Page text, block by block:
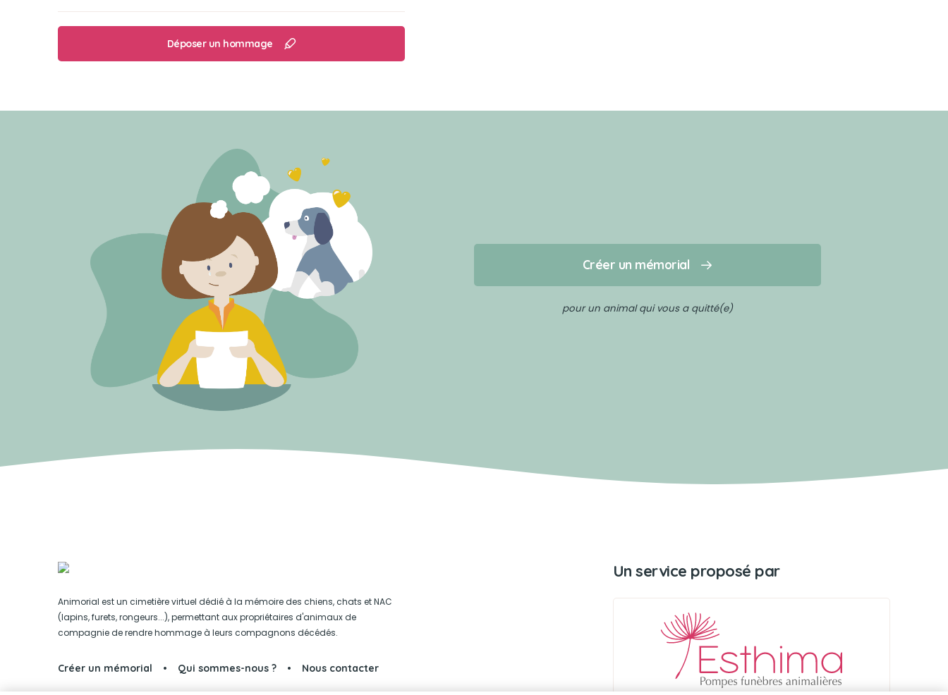
Déposer un hommage
Créer un mémorial
pour un animal qui vous a quitté(e)
Animorial est un cimetière virtuel dédié à la mémoire des chiens, chats et NAC
(lapins, furets, rongeurs...), permettant aux propriétaires d'animaux de
compagnie de rendre hommage à leurs compagnons décédés.
Créer un mémorial Qui sommes-nous ? Nous contacter
Un service proposé par